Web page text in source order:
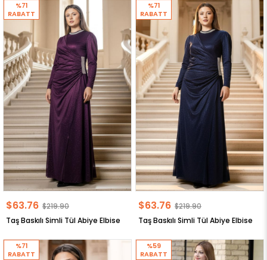
Taş Baskılı Simli Tül Abiye Elbise
$63.76 $219.90
%71
RABATT
Taş Baskılı Simli Tül Abiye Elbise
$63.76 $219.90
%71
RABATT
%71
RABATT
%59
RABATT